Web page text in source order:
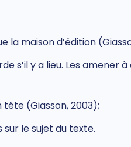
la maison d’édition
s’il y a lieu. Les amener
(Giasson, 2003);
sur le sujet du texte.